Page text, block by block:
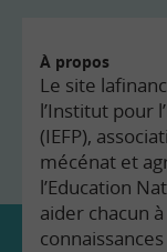
À propos
Le site
l’Institut pour
(IEFP),
mécénat et
l’Education
aider chacun